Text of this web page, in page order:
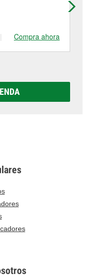
KY.
| Compra ahora